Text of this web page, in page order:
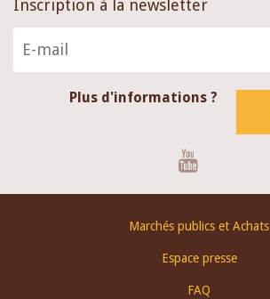
Inscription à la newsletter
Plus d'informations ?
Marchés publics et Achats
Espace presse
FAQ